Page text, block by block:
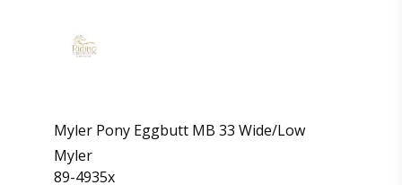
Myler Pony Eggbutt MB 33 Wide/Low
Myler
89-4935x